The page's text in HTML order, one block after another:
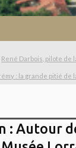
René Darbois, pilote de
: la grande pitié de
: Autour